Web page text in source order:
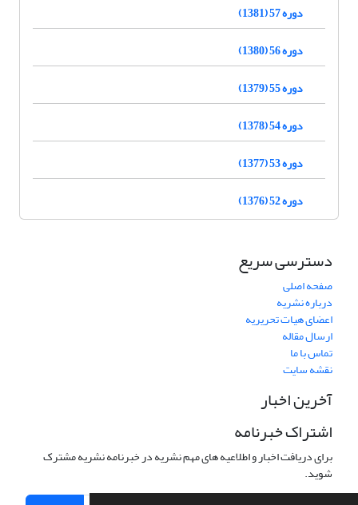
دوره 57 (1381)
دوره 56 (1380)
دوره 55 (1379)
دوره 54 (1378)
دوره 53 (1377)
دوره 52 (1376)
دسترسی سریع
صفحه اصلی
درباره نشریه
اعضای هیات تحریریه
ارسال مقاله
تماس با ما
نقشه سایت
آخرین اخبار
اشتراک خبرنامه
برای دریافت اخبار و اطلاعیه های مهم نشریه در خبرنامه نشریه مشترک
شوید.